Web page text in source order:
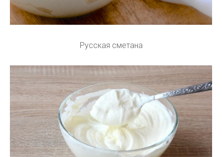
Русская сметана